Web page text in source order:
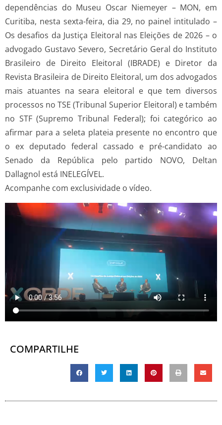
dependências do Museu Oscar Niemeyer – MON, em
Curitiba, nesta sexta-feira, dia 29, no painel intitulado –
Os desafios da Justiça Eleitoral nas Eleições de 2026 – o
advogado Gustavo Severo, Secretário Geral do Instituto
Brasileiro de Direito Eleitoral (IBRADE) e Diretor da
Revista Brasileira de Direito Eleitoral, um dos advogados
mais atuantes na seara eleitoral e que tem diversos
processos no TSE (Tribunal Superior Eleitoral) e também
no STF (Supremo Tribunal Federal); foi categórico ao
afirmar para a seleta plateia presente no encontro que
o ex deputado federal cassado e pré-candidato ao
Senado da República pelo partido NOVO, Deltan
Dallagnol está INELEGÍVEL.
Acompanhe com exclusividade o vídeo.
COMPARTILHE